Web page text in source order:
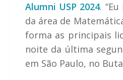
Alumni USP 2024.
da área de
forma as principais
noite da última
em São Paulo, no